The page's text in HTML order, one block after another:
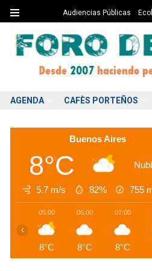
Audiencias Públicas
AGENDA CAFÈS PORTEÑOS
Buenos Aires
8°C
5.7 m/s 82% 755
05:00
8°C
06:00
8°C
07:00
8°C
‹